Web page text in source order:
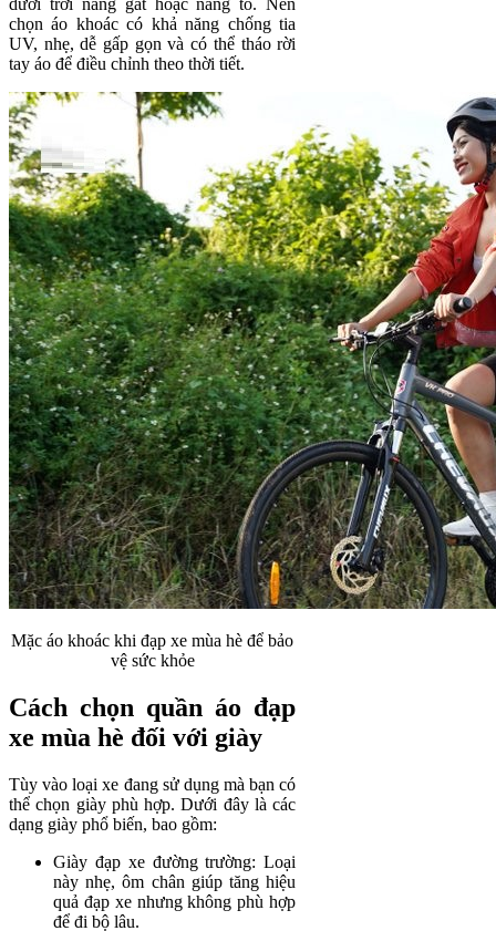
dưới trời nắng gắt hoặc nắng to. Nên
chọn áo khoác có khả năng chống tia
UV, nhẹ, dễ gấp gọn và có thể tháo rời
tay áo để điều chỉnh theo thời tiết.
Mặc áo khoác khi đạp xe mùa hè để bảo
vệ sức khỏe
Cách chọn quần áo đạp
xe mùa hè đối với giày
Tùy vào loại xe đang sử dụng mà bạn có
thể chọn giày phù hợp. Dưới đây là các
dạng giày phổ biến, bao gồm:
Giày đạp xe đường trường: Loại
này nhẹ, ôm chân giúp tăng hiệu
quả đạp xe nhưng không phù hợp
để đi bộ lâu.